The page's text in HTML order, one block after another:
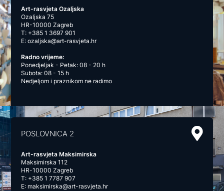
Art-rasvjeta Ozaljska
Ozaljska 75
HR-10000 Zagreb
T: +385 1 3697 901
E:ozaljska@art-rasvjeta.hr
Radno vrijeme:
Ponedjeljak - Petak: 08 - 20 h
Subota: 08 - 15 h
Nedjeljom i praznikom ne radimo
POSLOVNICA 2
Art-rasvjeta Maksimirska
Maksimirska 112
HR-10000 Zagreb
T: +385 1 7787 907
E: maksimirska@art-rasvjeta.hr